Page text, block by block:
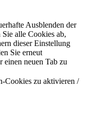
Ausblenden der
alle Cookies ab,
dieser Einstellung
Sie erneut
einen neuen Tab zu
Cookies zu aktivieren /